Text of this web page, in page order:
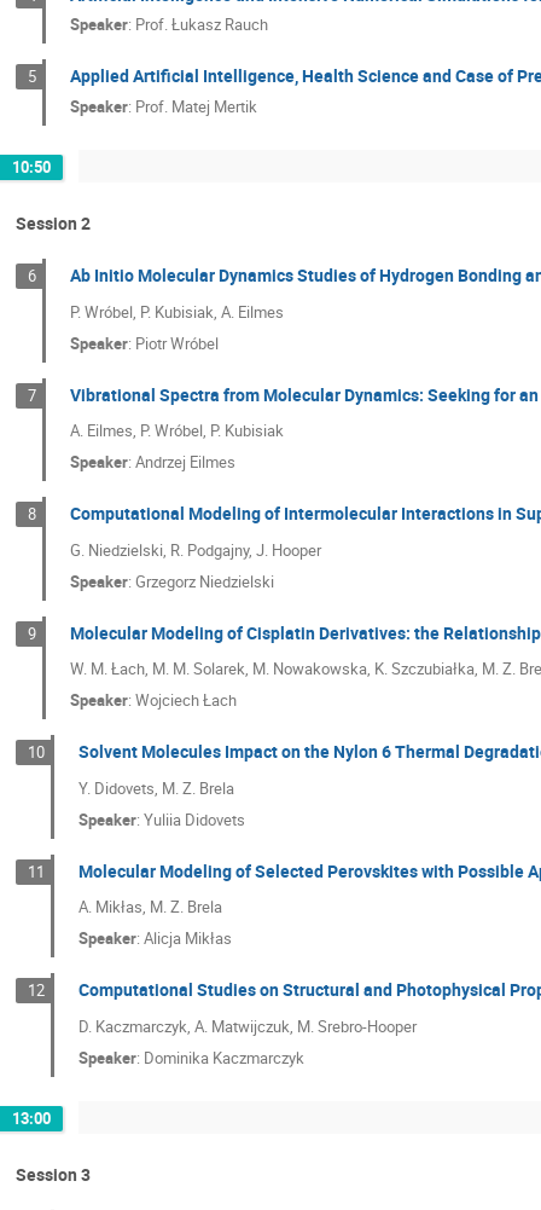
Speaker: Prof.Łukasz Rauch
5 Applied Artificial Intelligence, Health Science and Case of
Speaker: Prof. Matej Mertik
10:50
Session 2
6 Ab Initio Molecular Dynamics Studies of Hydrogen Bonding
P. Wróbel, P. Kubisiak, A. Eilmes
Speaker: Piotr Wróbel
7 Vibrational Spectra from Molecular Dynamics: Seeking for
A. Eilmes, P. Wróbel, P. Kubisiak
Speaker: Andrzej Eilmes
8 Computational Modeling of Intermolecular Interactions in
G. Niedzielski, R. Podgajny, J. Hooper
Speaker: Grzegorz Niedzielski
9 Molecular Modeling of Cisplatin Derivatives: the
W. M. Łach, M. M. Solarek, M. Nowakowska, K. Szczubiałka, M. Z.
Speaker: Wojciech Łach
10 Solvent Molecules Impact on the Nylon 6 Thermal
Y. Didovets, M. Z. Brela
Speaker: Yuliia Didovets
11 Molecular Modeling of Selected Perovskites with Possible
A. Mikłas, M. Z. Brela
Speaker: Alicja Mikłas
12 Computational Studies on Structural and Photophysical
D. Kaczmarczyk, A. Matwijczuk, M. Srebro-Hooper
Speaker: Dominika Kaczmarczyk
13:00
Session 3